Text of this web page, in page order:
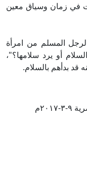
في زمان وسياق معين
المسلم من امرأة
أو يرد سلامها؟"،
بدأهم بالسلام.